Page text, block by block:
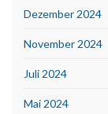
Dezember 2024
November 2024
Juli 2024
Mai 2024